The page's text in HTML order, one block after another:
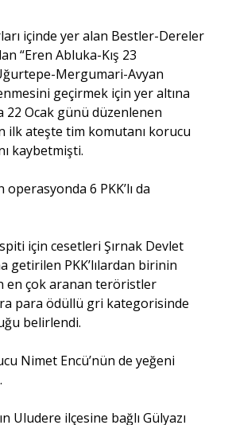
Dünya
Yorum - Analiz
Söyleşi
Yazı Dizisi
Portre
Yazarlar
içinde yer alan Bestler-Dereler
“Eren Abluka-Kış 23
Mergumari-Avyan
geçirmek için yer altına
22 Ocak günü düzenlenen
ilk ateşte tim komutanı korucu
kaybetmişti.
6 PKK’lı da
için cesetleri Şırnak Devlet
getirilen PKK’lılardan birinin
en çok aranan teröristler
para ödüllü gri kategorisinde
belirlendi.
Nimet Encü’nün de yeğeni
Uludere ilçesine bağlı Gülyazı